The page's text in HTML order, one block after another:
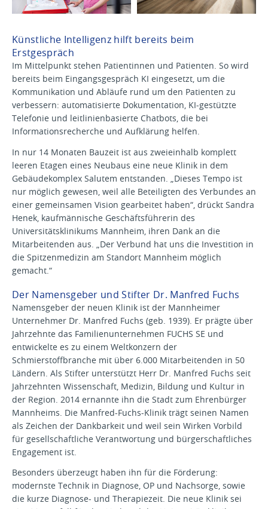
Künstliche Intelligenz hilft bereits beim
Erstgespräch
Im Mittelpunkt stehen Patientinnen und Patienten. So wird
bereits beim Eingangsgespräch KI eingesetzt, um die
Kommunikation und Abläufe rund um den Patienten zu
verbessern: automatisierte Dokumentation, KI‑gestützte
Telefonie und leitlinienbasierte Chatbots, die bei
Informationsrecherche und Aufklärung helfen.
In nur 14 Monaten Bauzeit ist aus zweieinhalb komplett
leeren Etagen eines Neubaus eine neue Klinik in dem
Gebäudekomplex Salutem entstanden. „Dieses Tempo ist
nur möglich gewesen, weil alle Beteiligten des Verbundes an
einer gemeinsamen Vision gearbeitet haben“, drückt Sandra
Henek, kaufmännische Geschäftsführerin des
Universitätsklinikums Mannheim, ihren Dank an die
Mitarbeitenden aus. „Der Verbund hat uns die Investition in
die Spitzenmedizin am Standort Mannheim möglich
gemacht.“
Der Namensgeber und Stifter Dr. Manfred Fuchs
Namensgeber der neuen Klinik ist der Mannheimer
Unternehmer Dr. Manfred Fuchs (geb. 1939). Er prägte über
Jahrzehnte das Familienunternehmen FUCHS SE und
entwickelte es zu einem Weltkonzern der
Schmierstoffbranche mit über 6.000 Mitarbeitenden in 50
Ländern. Als Stifter unterstützt Herr Dr. Manfred Fuchs seit
Jahrzehnten Wissenschaft, Medizin, Bildung und Kultur in
der Region. 2014 ernannte ihn die Stadt zum Ehrenbürger
Mannheims. Die Manfred-Fuchs-Klinik trägt seinen Namen
als Zeichen der Dankbarkeit und weil sein Wirken Vorbild
für gesellschaftliche Verantwortung und bürgerschaftliches
Engagement ist.
Besonders überzeugt haben ihn für die Förderung:
modernste Technik in Diagnose, OP und Nachsorge, sowie
die kurze Diagnose- und Therapiezeit. Die neue Klinik sei